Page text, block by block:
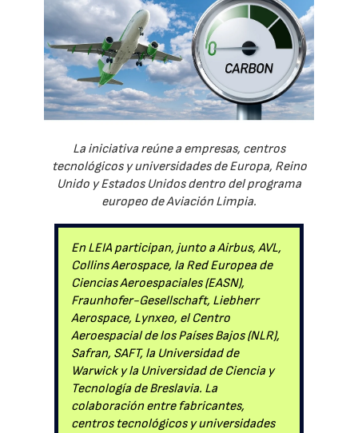
La iniciativa reúne a empresas, centros
tecnológicos y universidades de Europa, Reino
Unido y Estados Unidos dentro del programa
europeo de Aviación Limpia.
En LEIA participan, junto a Airbus, AVL,
Collins Aerospace, la Red Europea de
Ciencias Aeroespaciales (EASN),
Fraunhofer-Gesellschaft, Liebherr
Aerospace, Lynxeo, el Centro
Aeroespacial de los Países Bajos (NLR),
Safran, SAFT, la Universidad de
Warwick y la Universidad de Ciencia y
Tecnología de Breslavia. La
colaboración entre fabricantes,
centros tecnológicos y universidades